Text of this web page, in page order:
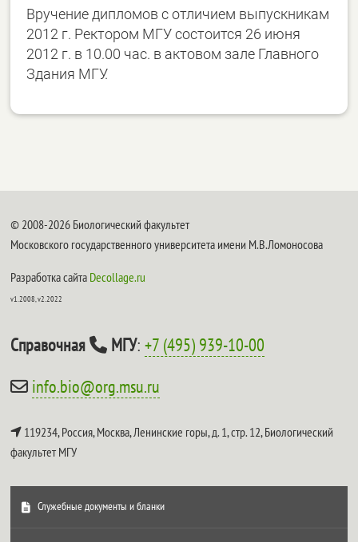
Вручение дипломов с отличием выпускникам
2012 г. Ректором МГУ состоится 26 июня
2012 г. в 10.00 час. в актовом зале Главного
Здания МГУ.
© 2008-2026 Биологический факультет
Московского государственного университета имени М.В.Ломоносова
Разработка сайта Decollage.ru
v1.2008, v2.2022
Справочная МГУ:+7 (495) 939-10-00
info.bio@org.msu.ru
119234, Россия, Москва, Ленинские горы, д. 1, стр. 12,Биологический
факультет МГУ
Служебные документы и бланки